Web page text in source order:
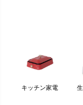
キッチン家電